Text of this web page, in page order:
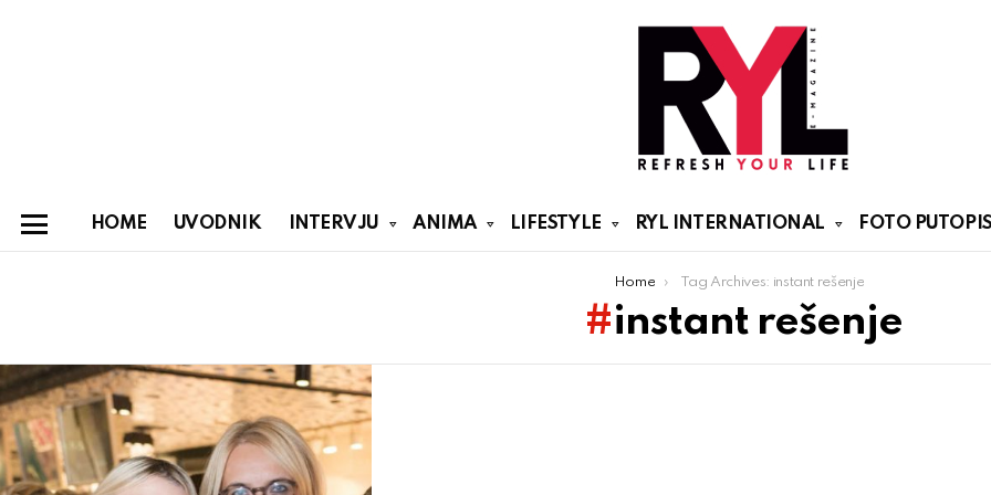
HOME UVODNIK INTERVJU ANIMA LIFESTYLE RYL INTERNATIONAL FOTO PUTOPISI
Home Tag Archives: instant rešenje
instant rešenje
Latest
stories